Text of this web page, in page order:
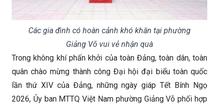
Các gia đình có hoàn cảnh khó khăn tại phường
Giảng Võ vui vẻ nhận quà
Trong không khí phấn khởi của toàn Đảng, toàn dân, toàn
quân chào mừng thành công Đại hội đại biểu toàn quốc
lần thứ XIV của Đảng, những ngày giáp Tết Bính Ngọ
2026, Ủy ban MTTQ Việt Nam phường Giảng Võ phối hợp